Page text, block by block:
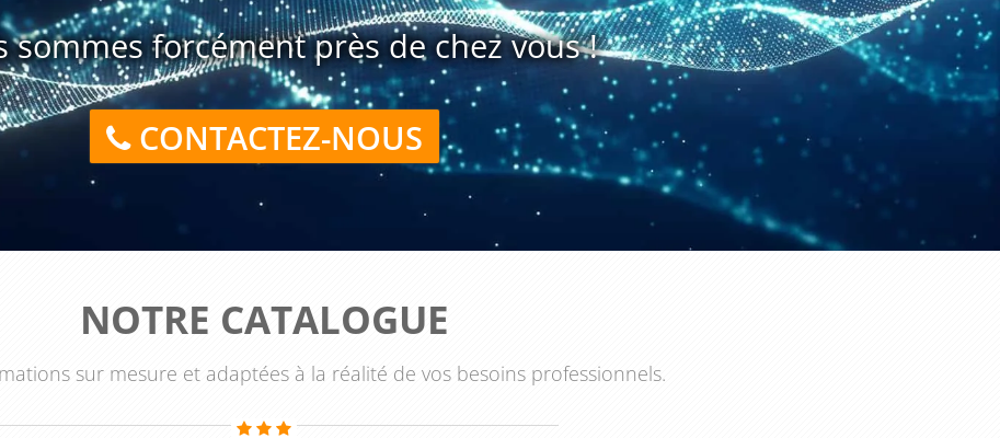
avancer rapidement sans dépendre d’un groupe
autonomie et de renforcer la qualité globale des projets e-
ils réduisent les temps de correction, améliorent la
L’apprentissage s’inscrit ainsi dans une logique de
projets digitaux. Pour planifier rapidement une session
sommes forcément près de chez vous !
CONTACTEZ-NOUS
NOTRE CATALOGUE
sur mesure et adaptées à la réalité de vos besoins professionnels.